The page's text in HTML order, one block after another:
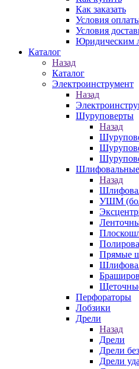
Как заказать
Условия
Условия
Юридическим
Каталог
Назад
Каталог
Электроинструмент
Назад
Шуруповерты
Назад
Назад
УШМ
Прямые
Перфораторы
Лобзики
Дрели
Назад
Дрели
Дрели
Дрели